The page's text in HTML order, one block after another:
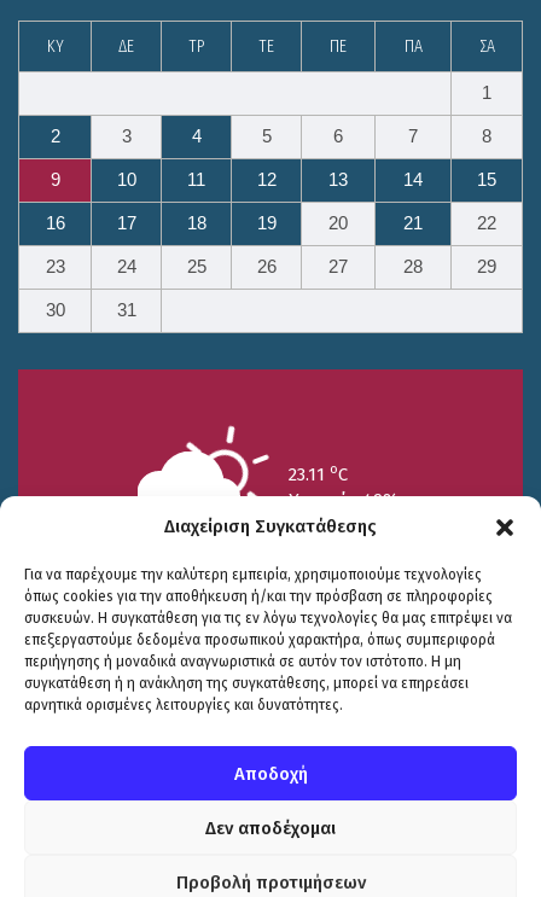
Διαχείριση Συγκατάθεσης
Για να παρέχουμε την καλύτερη εμπειρία, χρησιμοποιούμε τεχνολογίες
όπως cookies για την αποθήκευση ή/και την πρόσβαση σε πληροφορίες
συσκευών. Η συγκατάθεση για τις εν λόγω τεχνολογίες θα μας επιτρέψει να
επεξεργαστούμε δεδομένα προσωπικού χαρακτήρα, όπως συμπεριφορά
περιήγησης ή μοναδικά αναγνωριστικά σε αυτόν τον ιστότοπο. Η μη
συγκατάθεση ή η ανάκληση της συγκατάθεσης, μπορεί να επηρεάσει
αρνητικά ορισμένες λειτουργίες και δυνατότητες.
Αποδοχή
Δεν αποδέχομαι
Προβολή προτιμήσεων
ΚΥ ΔΕ ΤΡ ΤΕ ΠΕ ΠΑ ΣΑ
1
2 3 4 5 6 7 8
9 10 11 12 13 14 15
16 17 18 19 20 21 22
23 24 25 26 27 28 29
30 31
23.11 oC
Υγρασία 49%
25/7
15.73 oC
26/7
17.99oC
27/7
20.94oC
© COPYRIGHT ΔΗΜΟΣ ΣΟΥΛΙΟΥ 2026
ΕΓΚΡΙΤΟΣ GROUP